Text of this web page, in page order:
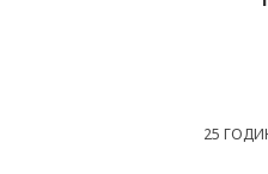
25